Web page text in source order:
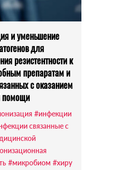
и уменьшение
для
резистентности к
препаратам и
с оказанием
помощи
#инфекции
связанные с
#микробиом #хиру